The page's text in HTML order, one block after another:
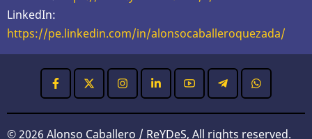
LinkedIn:
https://pe.linkedin.com/in/alonsocaballeroquezada/
© 2026 Alonso Caballero / ReYDeS, All rights reserved.